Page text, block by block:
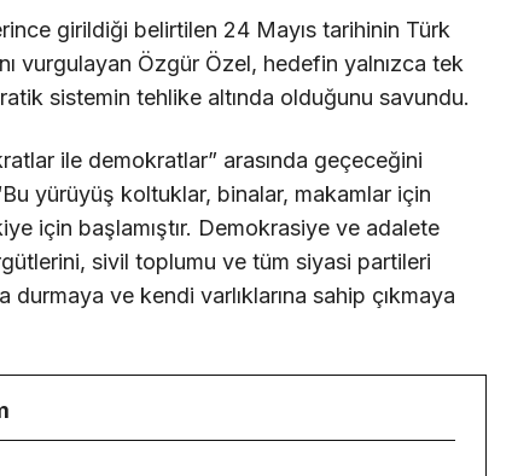
girildiği belirtilen 24 Mayıs tarihinin Türk
vurgulayan Özgür Özel, hedefin yalnızca tek
sistemin tehlike altında olduğunu savundu.
ile demokratlar” arasında geçeceğini
yürüyüş koltuklar, binalar, makamlar için
için başlamıştır. Demokrasiye ve adalete
sivil toplumu ve tüm siyasi partileri
durmaya ve kendi varlıklarına sahip çıkmaya